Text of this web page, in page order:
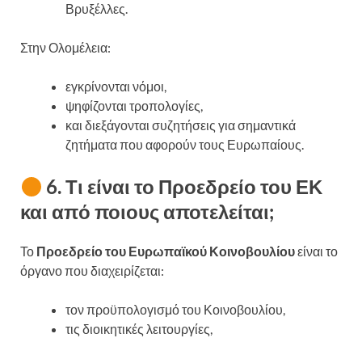
Βρυξέλλες.
Στην Ολομέλεια:
εγκρίνονται νόμοι,
ψηφίζονται τροπολογίες,
και διεξάγονται συζητήσεις για σημαντικά
ζητήματα που αφορούν τους Ευρωπαίους.
6. Τι είναι το Προεδρείο του ΕΚ
και από ποιους αποτελείται;
Το Προεδρείο του Ευρωπαϊκού Κοινοβουλίουείναι το
όργανο που διαχειρίζεται:
τον προϋπολογισμό του Κοινοβουλίου,
τις διοικητικές λειτουργίες,